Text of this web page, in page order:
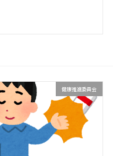
健康推進委員会